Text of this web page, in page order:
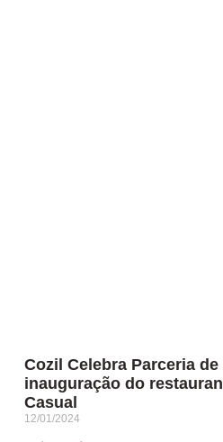
Cozil Celebra Parceria
inauguração do
Casual
12/01/2024